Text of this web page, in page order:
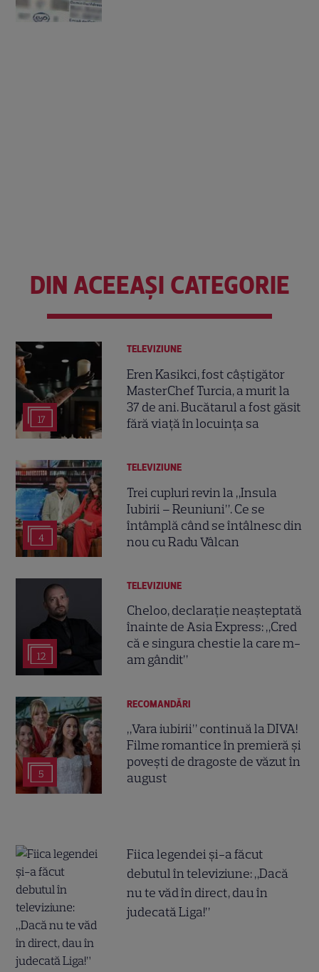
DIN ACEEAȘI CATEGORIE
17
TELEVIZIUNE
Eren Kasikci, fost câștigător
MasterChef Turcia, a murit la
37 de ani. Bucătarul a fost găsit
fără viață în locuința sa
4
TELEVIZIUNE
Trei cupluri revin la „Insula
Iubirii – Reuniuni”. Ce se
întâmplă când se întâlnesc din
nou cu Radu Vâlcan
12
TELEVIZIUNE
Cheloo, declarație neașteptată
înainte de Asia Express: „Cred
că e singura chestie la care m-
am gândit”
5
RECOMANDĂRI
„Vara iubirii” continuă la DIVA!
Filme romantice în premieră și
povești de dragoste de văzut în
august
Fiica legendei și-a făcut
debutul în televiziune: „Dacă
nu te văd în direct, dau în
judecată Liga!”